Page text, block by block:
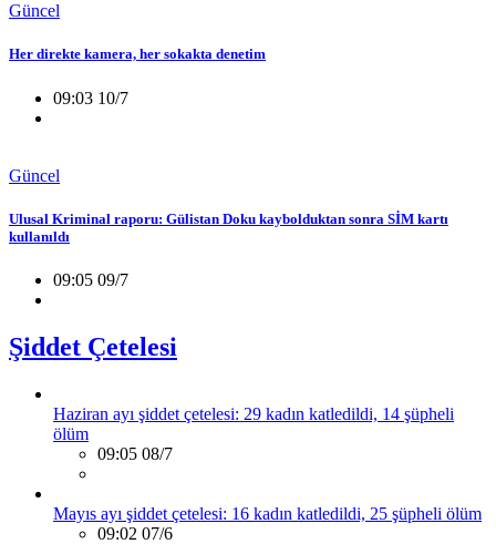
Güncel
Her direkte kamera, her sokakta denetim
09:03 10/7
Güncel
Ulusal Kriminal raporu: Gülistan Doku kaybolduktan sonra SİM kartı
kullanıldı
09:05 09/7
Şiddet Çetelesi
Haziran ayı şiddet çetelesi: 29 kadın katledildi, 14 şüpheli
ölüm
09:05 08/7
Mayıs ayı şiddet çetelesi: 16 kadın katledildi, 25 şüpheli ölüm
09:02 07/6